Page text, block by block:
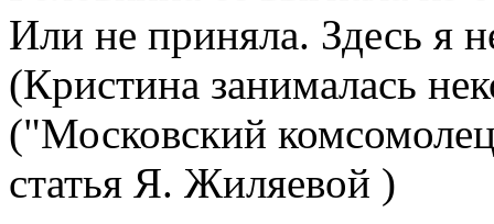
Или не приняла. Здесь я
(Кристина занималась
("Московский
статья Я. Жиляевой )